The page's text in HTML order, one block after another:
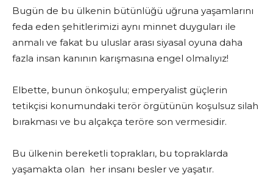
Bugün de bu ülkenin bütünlüğü uğruna yaşamlarını
feda eden şehitlerimizi aynı minnet duyguları ile
anmalı ve fakat bu uluslar arası siyasal oyuna daha
fazla insan kanının karışmasına engel olmalıyız!
Elbette, bunun önkoşulu; emperyalist güçlerin
tetikçisi konumundaki terör örgütünün koşulsuz silah
bırakması ve bu alçakça teröre son vermesidir.
Bu ülkenin bereketli toprakları, bu topraklarda
yaşamakta olan her insanı besler ve yaşatır.